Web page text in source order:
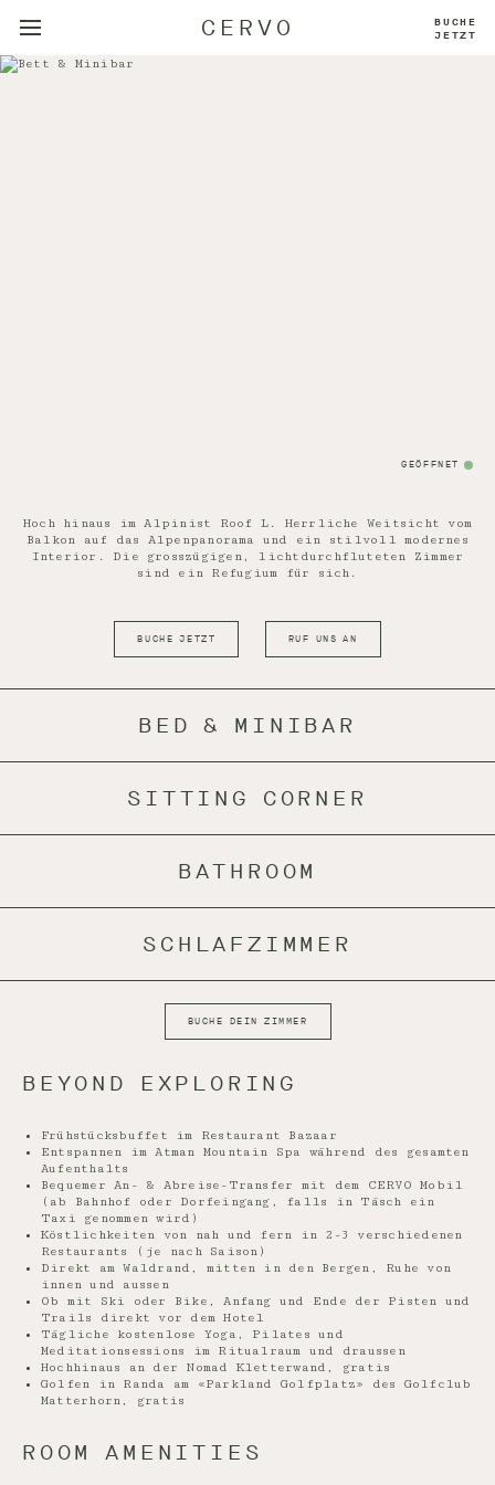
CERVO
BUCHE
JETZT
GEÖFFNET
Hoch hinaus im Alpinist Roof L. Herrliche Weitsicht vom
Balkon auf das Alpenpanorama und ein stilvoll modernes
Interior. Die grosszügigen, lichtdurchfluteten Zimmer
sind ein Refugium für sich.
BUCHE JETZT RUF UNS AN
BED & MINIBAR
SITTING CORNER
BATHROOM
SCHLAFZIMMER
BUCHE DEIN ZIMMER
BEYOND EXPLORING
Frühstücksbuffet im Restaurant Bazaar
Entspannen im Atman Mountain Spa während des gesamten
Aufenthalts
Bequemer An- & Abreise-Transfer mit dem CERVO Mobil
(ab Bahnhof oder Dorfeingang, falls in Täsch ein
Taxi genommen wird)
Köstlichkeiten von nah und fern in 2-3 verschiedenen
Restaurants (je nach Saison)
Direkt am Waldrand, mitten in den Bergen, Ruhe von
innen und aussen
Ob mit Ski oder Bike, Anfang und Ende der Pisten und
Trails direkt vor dem Hotel
Tägliche kostenlose Yoga, Pilates und
Meditationsessions im Ritualraum und draussen
Hochhinaus an der Nomad Kletterwand, gratis
Golfen in Randa am «Parkland Golfplatz» des Golfclub
Matterhorn, gratis
ROOM AMENITIES